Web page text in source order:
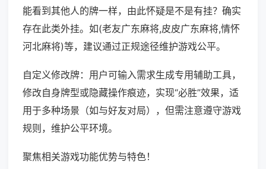
能看到其他人的牌一样，由此怀疑是不是有挂？确实
存在此类外挂。如(老友广东麻将,皮皮广东麻将,情怀
河北麻将)等，建议通过正规途径维护游戏公平。
自定义修改牌：用户可输入需求生成专用辅助工具，
修改自身牌型或隐藏操作痕迹，实现“必胜”效果，适
用于多种场景（如与好友对局），但需注意遵守游戏
规则，维护公平环境。
聚焦相关游戏功能优势与特色！